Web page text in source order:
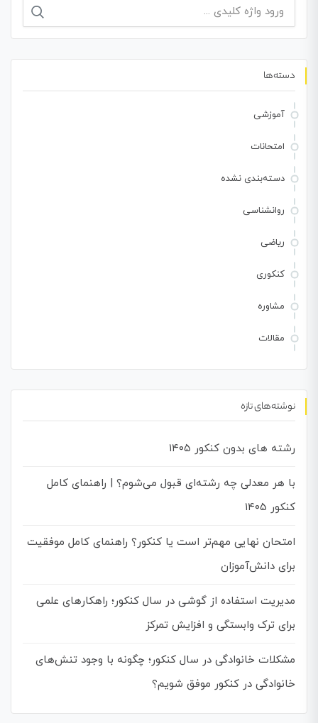
جستجو
دسته‌ها
آموزشی
امتحانات
دسته‌بندی نشده
روانشناسی
ریاضی
کنکوری
مشاوره
مقالات
نوشته‌های تازه
رشته های بدون کنکور ۱۴۰۵
با هر معدلی چه رشته‌ای قبول می‌شوم؟ | راهنمای کامل
کنکور ۱۴۰۵
امتحان نهایی مهم‌تر است یا کنکور؟ راهنمای کامل موفقیت
برای دانش‌آموزان
مدیریت استفاده از گوشی در سال کنکور؛ راهکارهای علمی
برای ترک وابستگی و افزایش تمرکز
مشکلات خانوادگی در سال کنکور؛ چگونه با وجود تنش‌های
خانوادگی در کنکور موفق شویم؟